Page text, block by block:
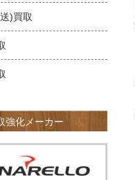
)買取
強化メーカー